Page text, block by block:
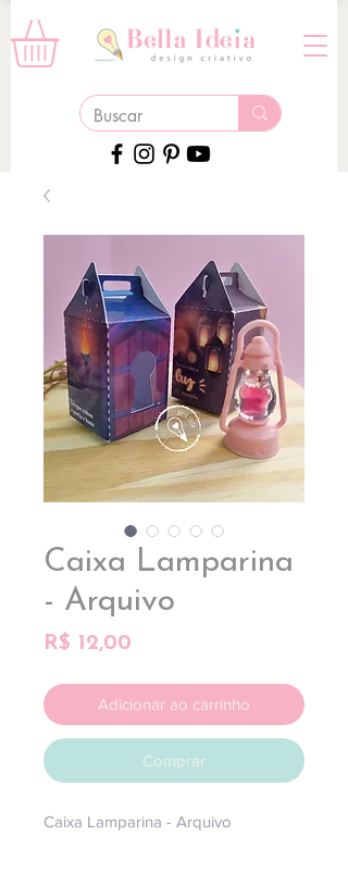
Caixa Lamparina
- Arquivo
R$ 12,00
Adicionar ao carrinho
Comprar
Caixa Lamparina - Arquivo